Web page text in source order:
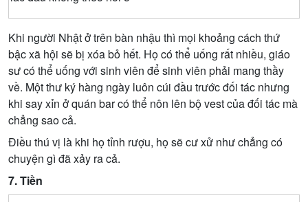
Khi người Nhật ở trên bàn nhậu thì mọi khoảng cách thứ
bậc xã hội sẽ bị xóa bỏ hết. Họ có thể uống rất nhiều, giáo
sư có thể uống với sinh viên để sinh viên phải mang thầy
về. Một thư ký hàng ngày luôn cúi đầu trước đối tác nhưng
khi say xỉn ở quán bar có thể nôn lên bộ vest của đối tác mà
chẳng sao cả.
Điều thú vị là khi họ tỉnh rượu, họ sẽ cư xử như chẳng có
chuyện gì đã xảy ra cả.
7. Tiền